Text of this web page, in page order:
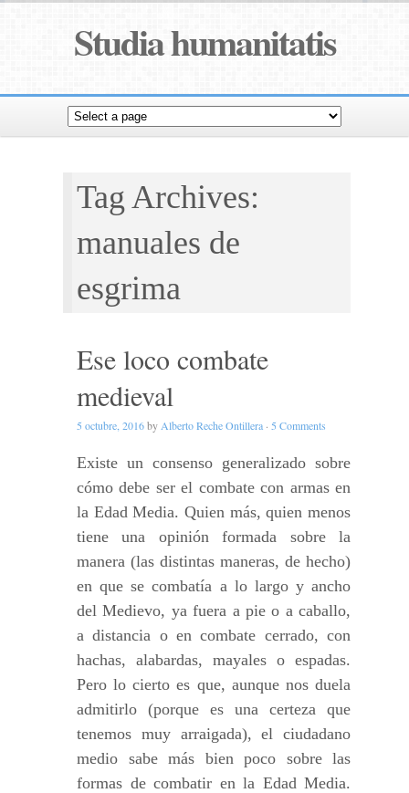
Studia humanitatis
Tag Archives:
manuales de
esgrima
Ese loco combate
medieval
5 octubre, 2016by Alberto Reche Ontillera · 5 Comments
Existe un consenso generalizado sobre
cómo debe ser el combate con armas en
la Edad Media. Quien más, quien menos
tiene una opinión formada sobre la
manera (las distintas maneras, de hecho)
en que se combatía a lo largo y ancho
del Medievo, ya fuera a pie o a caballo,
a distancia o en combate cerrado, con
hachas, alabardas, mayales o espadas.
Pero lo cierto es que, aunque nos duela
admitirlo (porque es una certeza que
tenemos muy arraigada), el ciudadano
medio sabe más bien poco sobre las
formas de combatir en la Edad Media.